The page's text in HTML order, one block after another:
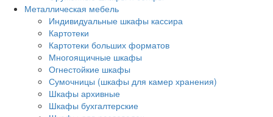
Металлическая мебель
Индивидуальные шкафы кассира
Картотеки
Картотеки больших форматов
Многоящичные шкафы
Огнестойкие шкафы
Сумочницы (шкафы для камер хранения)
Шкафы архивные
Шкафы бухгалтерские